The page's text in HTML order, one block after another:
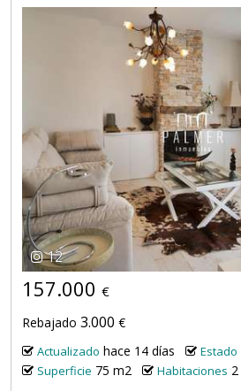
12
157.000 €
Rebajado 3.000 €
Actualizado hace 14 días Estado
Superficie 75 m2 Habitaciones 2